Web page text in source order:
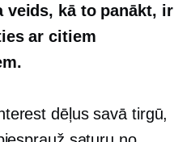
veids, kā to panākt, ir
ar citiem
dēļus savā tirgū,